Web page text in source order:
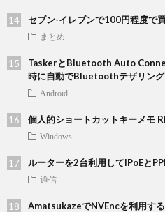
セブン-イレブンで100円程度で
まとめ
TaskerとBluetooth Auto
時に自動でBluetoothテザリング
Android
個人的ショートカットキーメモ
Windows
ルーターを2台利用してIPoEと
通信
AmatsukazeでNVEncを利用する